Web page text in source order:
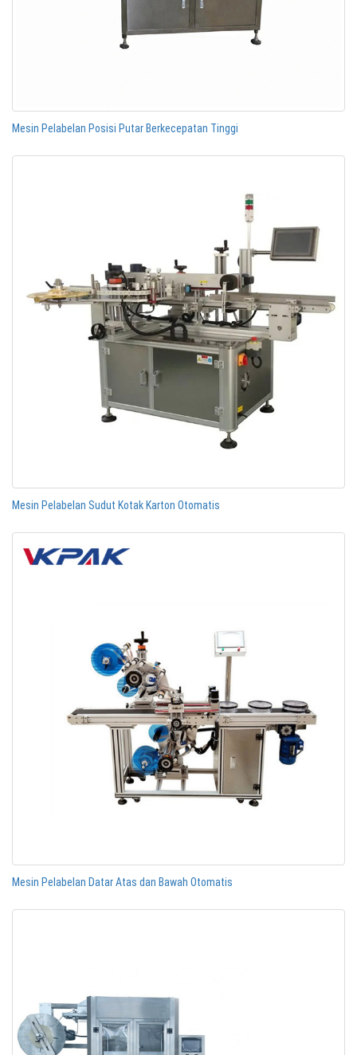
Mesin Pelabelan Posisi Putar Berkecepatan Tinggi
Mesin Pelabelan Sudut Kotak Karton Otomatis
Mesin Pelabelan Datar Atas dan Bawah Otomatis